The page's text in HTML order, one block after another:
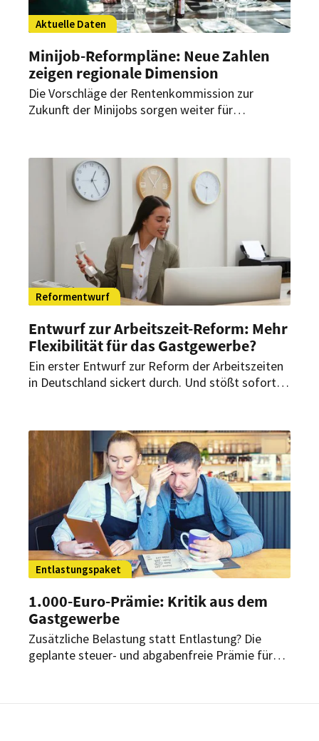
Aktuelle Daten
Minijob-Reformpläne: Neue Zahlen
zeigen regionale Dimension
Die Vorschläge der Rentenkommission zur
Zukunft der Minijobs sorgen weiter für
Dimension einer möglichen Reform –
insbesondere für das Gastgewerbe.
Reformentwurf
Entwurf zur Arbeitszeit-Reform: Mehr
Flexibilität für das Gastgewerbe?
Ein erster Entwurf zur Reform der Arbeitszeiten
in Deutschland sickert durch. Und stößt sofort
Dienstplänen, wie ihn Hotels und Restaurants
bereits seit langem fordern.
Entlastungspaket
1.000-Euro-Prämie: Kritik aus dem
Gastgewerbe
Zusätzliche Belastung statt Entlastung? Die
geplante steuer- und abgabenfreie Prämie für